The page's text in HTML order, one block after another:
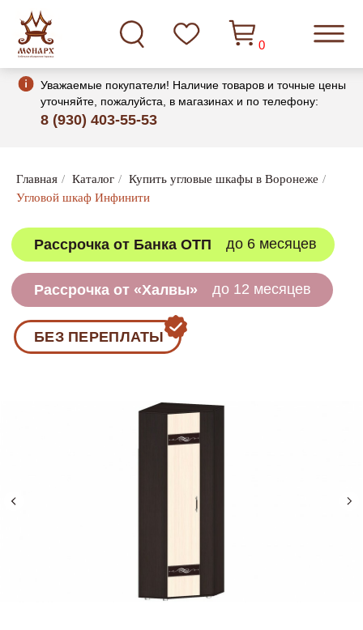
Уважаемые покупатели! Наличие товаров и точные цены
уточняйте, пожалуйста, в магазинах и по телефону:
8 (930) 403-55-53
Главная / Каталог / Купить угловые шкафы в Воронеже /
Угловой шкаф Инфинити
Рассрочка от Банка ОТП
Рассрочка от «Халвы»
БЕЗ ПЕРЕПЛАТЫ